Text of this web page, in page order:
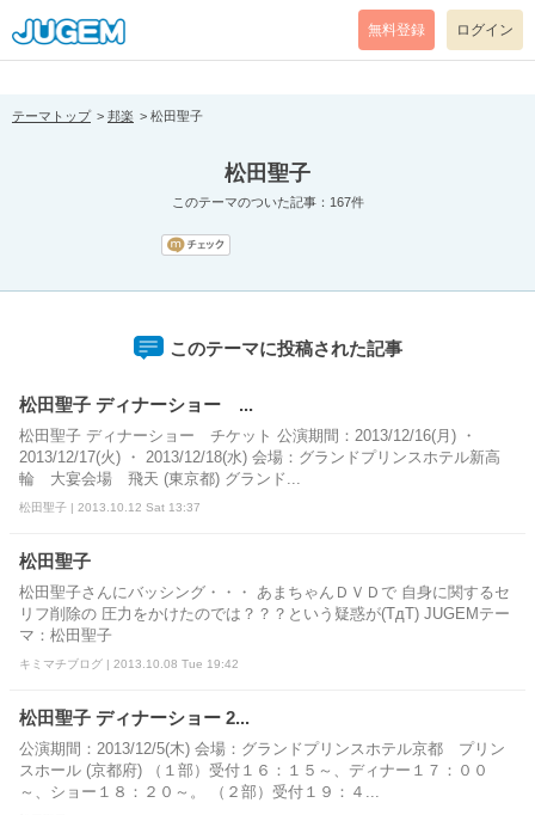
[pear_error: message="Success" code=0 mode=return level=notice
prefix="" info=""]
無料登録 ログイン
テーマトップ 邦楽 松田聖子
松田聖子
このテーマのついた記事：167件
このテーマに投稿された記事
松田聖子 ディナーショー ...
松田聖子 ディナーショー チケット 公演期間：2013/12/16(月) ・
2013/12/17(火) ・ 2013/12/18(水) 会場：グランドプリンスホテル新高
輪 大宴会場 飛天 (東京都) グランド...
松田聖子 | 2013.10.12 Sat 13:37
松田聖子
松田聖子さんにバッシング・・・ あまちゃんＤＶＤで 自身に関するセ
リフ削除の 圧力をかけたのでは？？？という疑惑が(TдT) JUGEMテー
マ：松田聖子
キミマチブログ | 2013.10.08 Tue 19:42
松田聖子 ディナーショー 2...
公演期間：2013/12/5(木) 会場：グランドプリンスホテル京都 プリン
スホール (京都府) （１部）受付１６：１５～、ディナー１７：００
～、ショー１８：２０～。 （２部）受付１９：４...